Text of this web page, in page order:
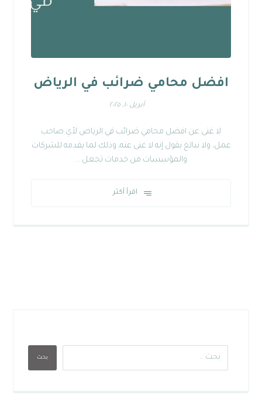
افضل محامي ضرائب في الرياض
أبريل ١٠, ٢٠٢٥
لا غنى عن افضل محامي ضرائب في الرياض لأي صاحب
عمل، ولا نبالغ بقول إنه لا غنى عنه، وذلك لما يقدمه للشركات
والمؤسسات من خدمات تجعل ...
اقرأ أكثر
بحث